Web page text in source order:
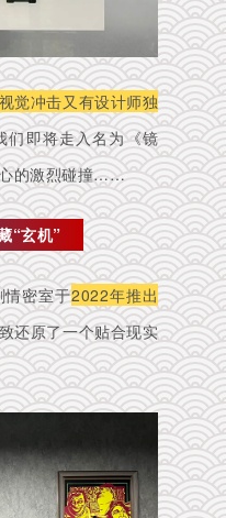
觉冲击又有设计师独
们即将走入名为《镜
心的激烈碰撞……
“玄机”
情密室于2022年推出
还原了一个贴合现实